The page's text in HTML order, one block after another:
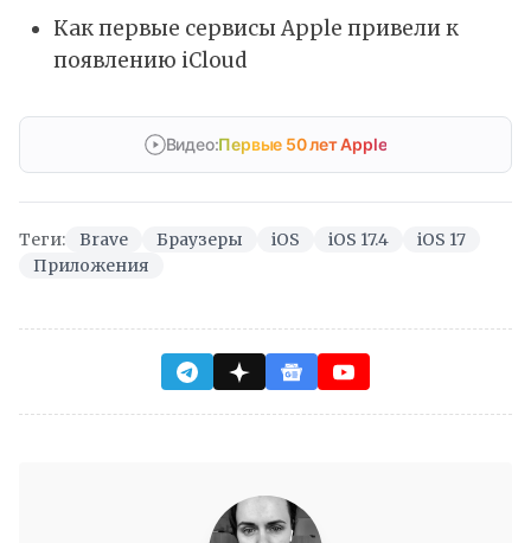
Как первые сервисы Apple привели к
появлению iCloud
Видео:Первые 50 лет Apple
Теги: Brave Браузеры iOS iOS 17.4
iOS 17
Приложения